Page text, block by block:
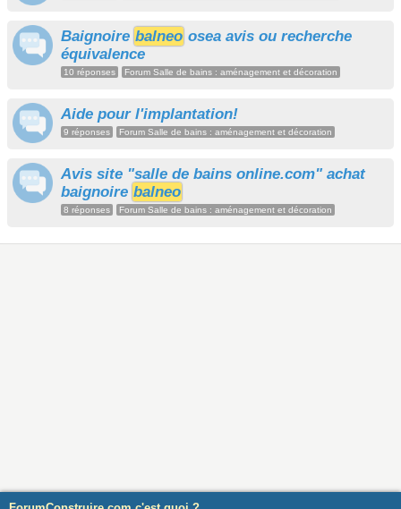
Baignoire balneo osea avis ou recherche
équivalence
10 réponses Forum Salle de bains : aménagement et décoration
Aide pour l'implantation!
9 réponses Forum Salle de bains : aménagement et décoration
Avis site "salle de bains online.com" achat
baignoire balneo
8 réponses Forum Salle de bains : aménagement et décoration